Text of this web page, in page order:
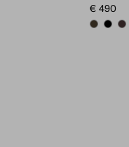
€ 490
FOREST
BLACK